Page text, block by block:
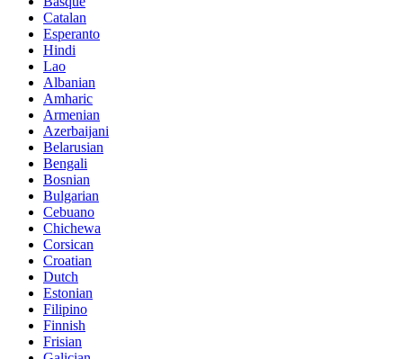
Catalan
Esperanto
Hindi
Lao
Albanian
Amharic
Armenian
Azerbaijani
Belarusian
Bengali
Bosnian
Bulgarian
Cebuano
Chichewa
Corsican
Croatian
Dutch
Estonian
Filipino
Finnish
Frisian